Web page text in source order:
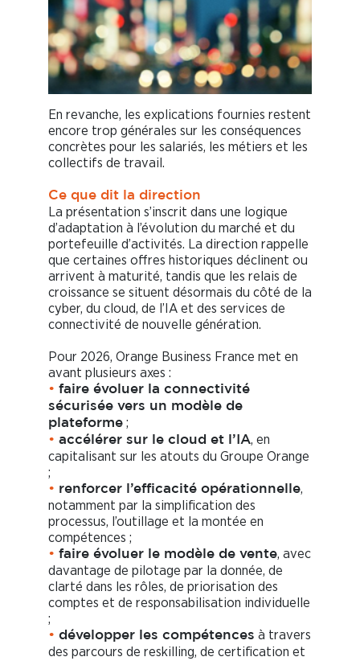
En revanche, les explications fournies restent
encore trop générales sur les conséquences
concrètes pour les salariés, les métiers et les
collectifs de travail.
Ce que dit la direction
La présentation s’inscrit dans une logique
d’adaptation à l’évolution du marché et du
portefeuille d’activités. La direction rappelle
que certaines offres historiques déclinent ou
arrivent à maturité, tandis que les relais de
croissance se situent désormais du côté de la
cyber, du cloud, de l’IA et des services de
connectivité de nouvelle génération.
Pour 2026, Orange Business France met en
avant plusieurs axes :
• faire évoluer la connectivité
sécurisée vers un modèle de
plateforme ;
• accélérer sur le cloud et l’IA, en
capitalisant sur les atouts du Groupe Orange
;
• renforcer l’efficacité opérationnelle,
notamment par la simplification des
processus, l’outillage et la montée en
compétences ;
• faire évoluer le modèle de vente, avec
davantage de pilotage par la donnée, de
clarté dans les rôles, de priorisation des
comptes et de responsabilisation individuelle
;
• développer les compétences à travers
des parcours de reskilling, de certification et